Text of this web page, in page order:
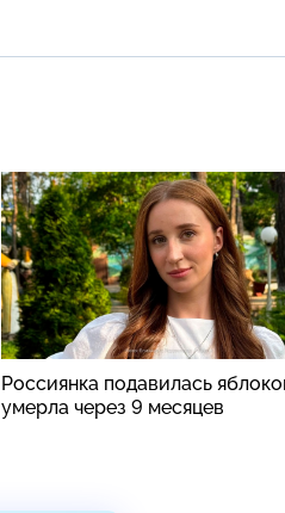
Россиянка подавилась
умерла через 9 месяцев